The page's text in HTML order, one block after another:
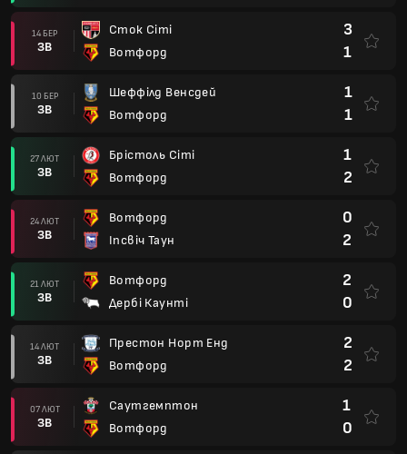
14 БЕР
ЗВ
Сток Сіті
Вотфорд
3
1
10 БЕР
ЗВ
Шеффілд Венсдей
Вотфорд
1
1
27 ЛЮТ
ЗВ
Брістоль Сіті
Вотфорд
1
2
24 ЛЮТ
ЗВ
Вотфорд
Іпсвіч Таун
0
2
21 ЛЮТ
ЗВ
Вотфорд
Дербі Каунті
2
0
14 ЛЮТ
ЗВ
Престон Норт Енд
Вотфорд
2
2
07 ЛЮТ
ЗВ
Саутгемптон
Вотфорд
1
0